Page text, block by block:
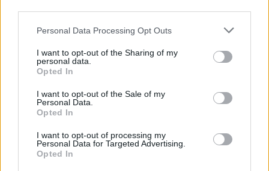
Personal Data Processing Opt Outs
I want to opt-out of the Sharing of my
personal data.
Opted In
I want to opt-out of the Sale of my
Personal Data.
Opted In
I want to opt-out of processing my
Personal Data for Targeted Advertising.
Opted In
Condividi questo articolo:
E-mail LinkedIn Facebook
Mastodon Telegram WhatsApp
Vuoi ricevere gli aggiornamenti delle news di TecnoGazzetta?
Inserisci nome ed indirizzo E-Mail: